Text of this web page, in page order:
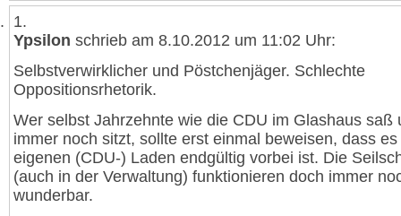
1.
Ypsilon schrieb am 8.10.2012 um 11:02 Uhr:
Selbstverwirklicher und Pöstchenjäger. Schlechte
Oppositionsrhetorik.
Wer selbst Jahrzehnte wie die CDU im Glashaus saß
immer noch sitzt, sollte erst einmal beweisen, dass
eigenen (CDU-) Laden endgültig vorbei ist. Die
(auch in der Verwaltung) funktionieren doch immer
wunderbar.